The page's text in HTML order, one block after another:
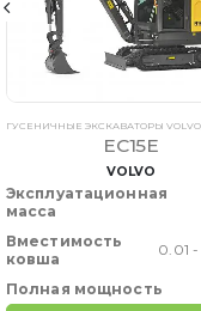
ГУСЕНИЧНЫЕ ЭКСКАВАТОРЫ VOLVO
EC15E
VOLVO
Эксплуатационная
масса
Вместимость
ковша
0.01
Полная мощность